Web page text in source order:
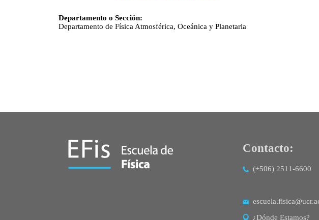
Departamento o Sección:
Departamento de Física Atmosférica, Oceánica y Planetaria
Contacto:
(+506) 2511-6600
¿Dónde Estamos?